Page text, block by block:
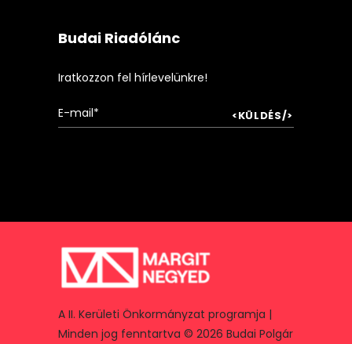
Budai Riadólánc
Iratkozzon fel hírlevelünkre!
A II. Kerületi Önkormányzat programja |
Minden jog fenntartva © 2026 Budai Polgár